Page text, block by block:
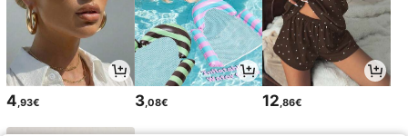
4,93€ 3,08€ 12,86€